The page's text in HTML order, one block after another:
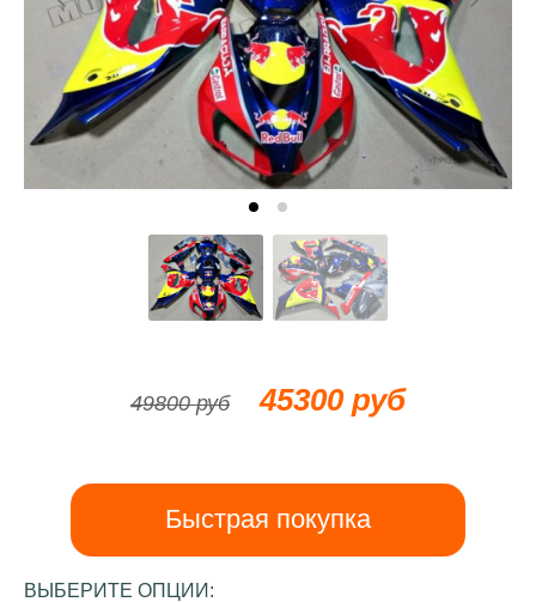
49800 руб 45300 руб
Быстрая покупка
ВЫБЕРИТЕ ОПЦИИ: